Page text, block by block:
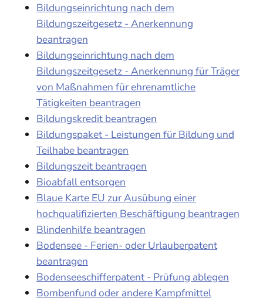
Bildungseinrichtung nach dem
Bildungszeitgesetz - Anerkennung
beantragen
Bildungseinrichtung nach dem
Bildungszeitgesetz - Anerkennung für Träger
von Maßnahmen für ehrenamtliche
Tätigkeiten beantragen
Bildungskredit beantragen
Bildungspaket - Leistungen für Bildung und
Teilhabe beantragen
Bildungszeit beantragen
Bioabfall entsorgen
Blaue Karte EU zur Ausübung einer
hochqualifizierten Beschäftigung beantragen
Blindenhilfe beantragen
Bodensee - Ferien- oder Urlauberpatent
beantragen
Bodenseeschifferpatent - Prüfung ablegen
Bombenfund oder andere Kampfmittel